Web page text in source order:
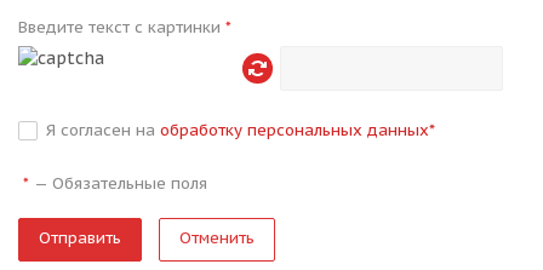
Введите текст с картинки *
Я согласен на обработку персональных данных*
* — Обязательные поля
Отменить